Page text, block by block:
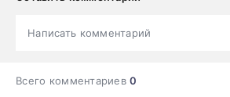
Написать комментарий
Всего комментариев0